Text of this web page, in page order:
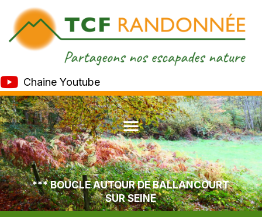
Chaine Youtube
*** BOUCLE AUTOUR DE BALLANCOURT
SUR SEINE